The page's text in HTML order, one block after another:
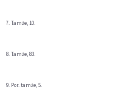
7. Tamże, 10.
8. Tamże, 83.
9. Por. tamże, 5.